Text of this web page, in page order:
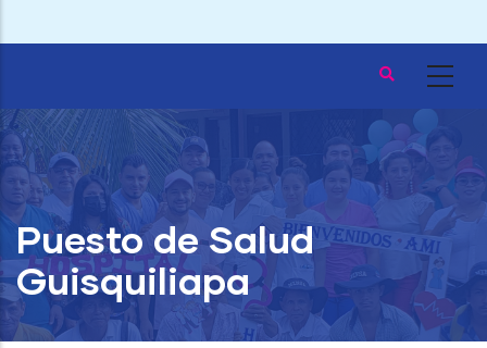
Puesto de Salud
Guisquiliapa